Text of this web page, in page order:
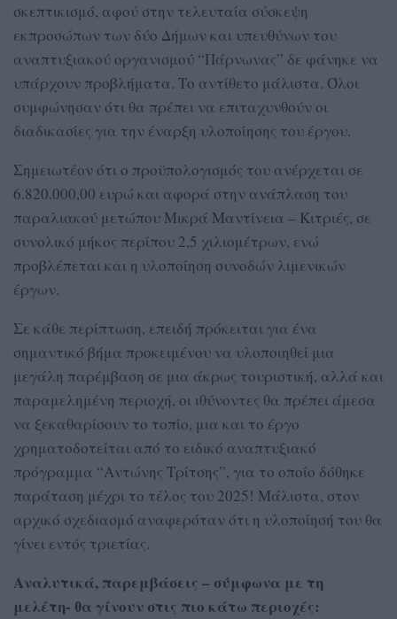
σκεπτικισμό, αφού στην τελευταία σύσκεψη
εκπροσώπων των δύο Δήμων και υπευθύνων του
αναπτυξιακού οργανισμού “Πάρνωνας” δε φάνηκε να
υπάρχουν προβλήματα. Το αντίθετο μάλιστα. Όλοι
συμφώνησαν ότι θα πρέπει να επιταχυνθούν οι
διαδικασίες για την έναρξη υλοποίησης του έργου.
Σημειωτέον ότι ο προϋπολογισμός του ανέρχεται σε
6.820.000,00 ευρώ και αφορά στην ανάπλαση του
παραλιακού μετώπου Μικρά Μαντίνεια – Κιτριές, σε
συνολικό μήκος περίπου 2,5 χιλιομέτρων, ενώ
προβλέπεται και η υλοποίηση συνοδών λιμενικών
έργων.
Σε κάθε περίπτωση, επειδή πρόκειται για ένα
σημαντικό βήμα προκειμένου να υλοποιηθεί μια
μεγάλη παρέμβαση σε μια άκρως τουριστική, αλλά και
παραμελημένη περιοχή, οι ιθύνοντες θα πρέπει άμεσα
να ξεκαθαρίσουν το τοπίο, μια και το έργο
χρηματοδοτείται από το ειδικό αναπτυξιακό
πρόγραμμα “Αντώνης Τρίτσης”, για το οποίο δόθηκε
παράταση μέχρι το τέλος του 2025! Μάλιστα, στον
αρχικό σχεδιασμό αναφερόταν ότι η υλοποίησή του θα
γίνει εντός τριετίας.
Αναλυτικά, παρεμβάσεις – σύμφωνα με τη
μελέτη- θα γίνουν στις πιο κάτω περιοχές: